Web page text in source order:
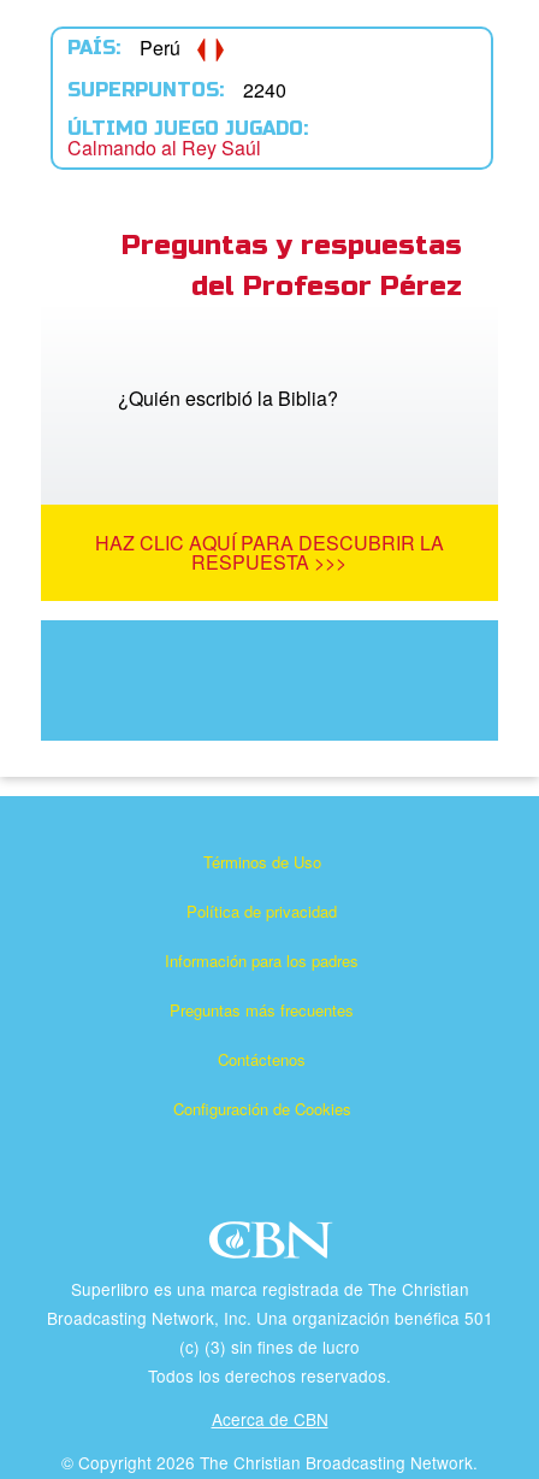
Superbook USA
PAÍS: Perú
SUPERPUNTOS: 2240
ÚLTIMO JUEGO JUGADO:
Calmando al Rey Saúl
Preguntas y respuestas
del Profesor Pérez
¿Quién escribió la Biblia?
HAZ CLIC AQUÍ PARA DESCUBRIR LA
RESPUESTA >>>
Términos de Uso
Política de privacidad
Información para los padres
Preguntas más frecuentes
Contáctenos
Configuración de Cookies
Superlibro es una marca registrada de The Christian
Broadcasting Network, Inc. Una organización benéfica 501
(c) (3) sin fines de lucro
Todos los derechos reservados.
Acerca de CBN
© Copyright 2026 The Christian Broadcasting Network.